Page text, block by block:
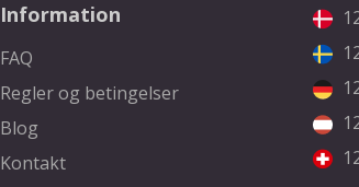
Information
FAQ
Regler og betingelser
Blog
Kontakt